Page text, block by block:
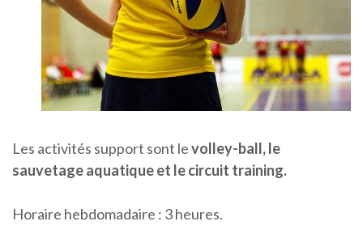
Les activités support sont levolley-ball, le
sauvetage aquatique et le circuit training.
Horaire hebdomadaire : 3 heures.